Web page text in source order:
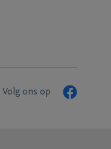
Volg ons op